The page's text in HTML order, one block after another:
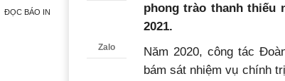
ĐỌC BÁO IN
Zalo
phong trào thanh thiếu
2021.
Năm 2020, công tác
bám sát nhiệm vụ chính